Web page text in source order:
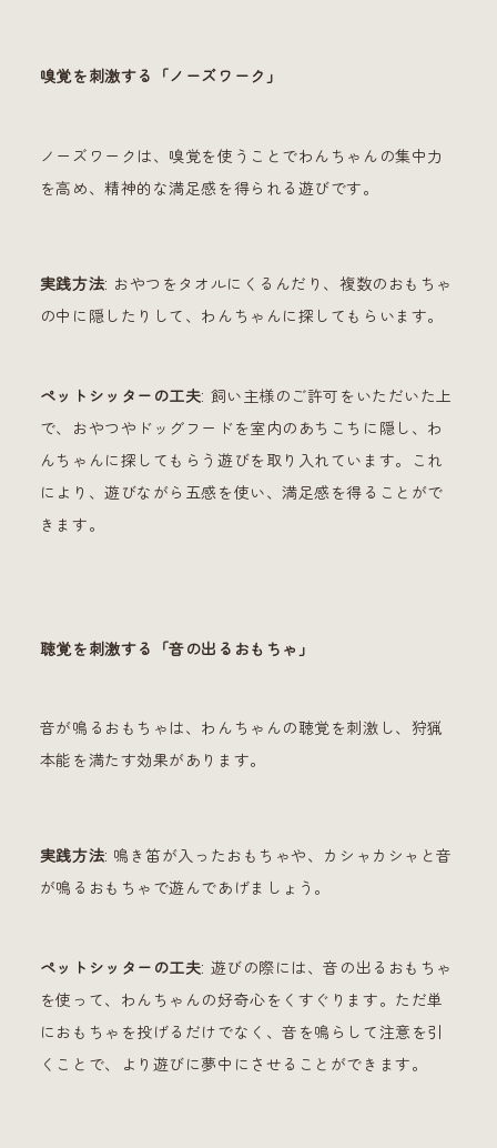
嗅覚を刺激する「ノーズワーク」
ノーズワークは、嗅覚を使うことでわんちゃんの集中力
を高め、精神的な満足感を得られる遊びです。
実践方法: おやつをタオルにくるんだり、複数のおもちゃ
の中に隠したりして、わんちゃんに探してもらいます。
ペットシッターの工夫: 飼い主様のご許可をいただいた上
で、おやつやドッグフードを室内のあちこちに隠し、わ
んちゃんに探してもらう遊びを取り入れています。これ
により、遊びながら五感を使い、満足感を得ることがで
きます。
聴覚を刺激する「音の出るおもちゃ」
音が鳴るおもちゃは、わんちゃんの聴覚を刺激し、狩猟
本能を満たす効果があります。
実践方法: 鳴き笛が入ったおもちゃや、カシャカシャと音
が鳴るおもちゃで遊んであげましょう。
ペットシッターの工夫: 遊びの際には、音の出るおもちゃ
を使って、わんちゃんの好奇心をくすぐります。ただ単
におもちゃを投げるだけでなく、音を鳴らして注意を引
くことで、より遊びに夢中にさせることができます。